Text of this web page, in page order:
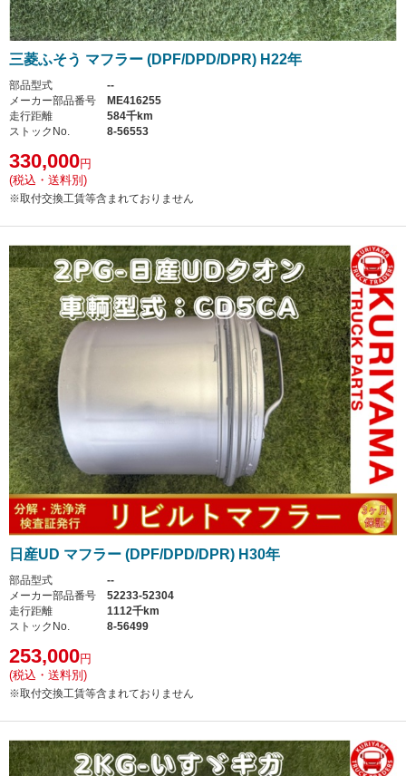
三菱ふそう マフラー (DPF/DPD/DPR) H22年
部品型式
--
メーカー部品番号
ME416255
走行距離
584千km
ストックNo.
8-56553
330,000円
(税込・送料別)
※取付交換工賃等含まれておりません
日産UD マフラー (DPF/DPD/DPR) H30年
部品型式
--
メーカー部品番号
52233-52304
走行距離
1112千km
ストックNo.
8-56499
253,000円
(税込・送料別)
※取付交換工賃等含まれておりません